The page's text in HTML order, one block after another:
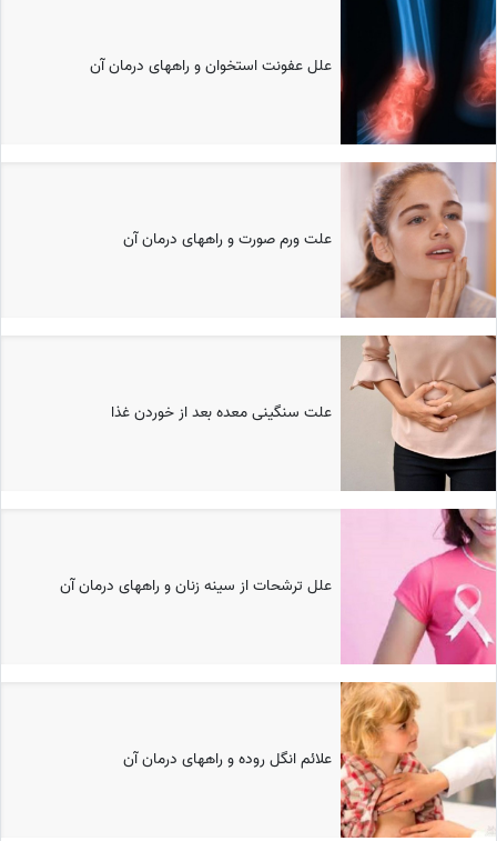
علل عفونت استخوان و راههای درمان آن
علت ورم صورت و راههای درمان آن
علت سنگینی معده بعد از خوردن غذا
علل ترشحات از سینه زنان و راههای درمان آن
علائم انگل روده و راههای درمان آن